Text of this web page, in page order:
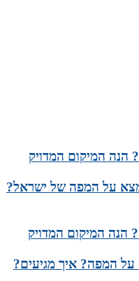
המיקום המדויק
על המפה של ישראל?
המיקום המדויק
המפה? איך מגיעים?